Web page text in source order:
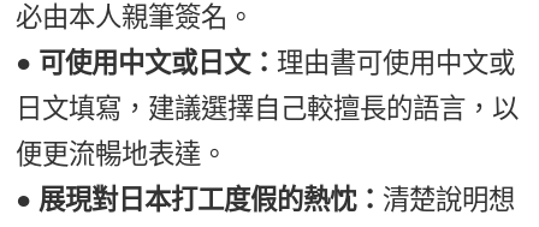
必由本人親筆簽名。
● 可使用中文或日文：理由書可使用中文或
日文填寫，建議選擇自己較擅長的語言，以
便更流暢地表達。
● 展現對日本打工度假的熱忱： 清楚說明想